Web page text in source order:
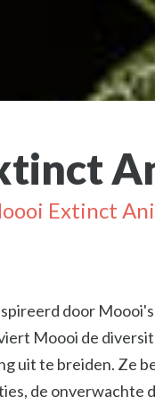
Extinct
door
Moooi de
uit te breiden. Ze
de onverwachte